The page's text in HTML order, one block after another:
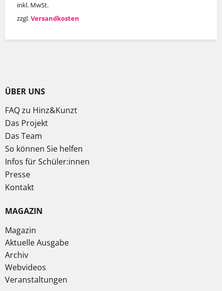
inkl. MwSt.
zzgl.Versandkosten
ÜBER UNS
FAQ zu Hinz&Kunzt
Das Projekt
Das Team
So können Sie helfen
Infos für Schüler:innen
Presse
Kontakt
MAGAZIN
Magazin
Aktuelle Ausgabe
Archiv
Webvideos
Veranstaltungen